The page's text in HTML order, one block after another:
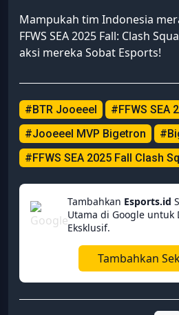
Mampukah tim Indonesia
FFWS SEA 2025 Fall: Clash
aksi mereka Sobat Esports!
#BTR Jooeeel
#FFWS SEA
#Jooeeel MVP Bigetron
#FFWS SEA 2025 Fall Clash
Tambahkan Esports.id
Utama di Google untuk
Eksklusif.
Tambahkan